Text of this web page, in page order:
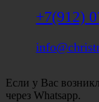
+7(912)
Если у Вас
через Whatsapp.